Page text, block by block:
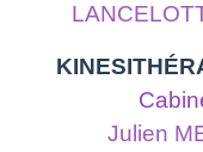
Julien